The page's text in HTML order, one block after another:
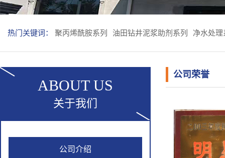
热门关键词： 聚丙烯酰胺系列 油田钻井泥浆助剂系列 净水处理
ABOUT US
关于我们
公司介绍
公司荣誉